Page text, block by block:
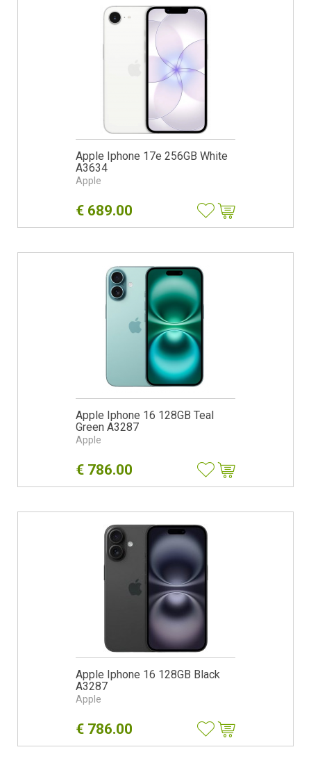
Apple Iphone 17e 256GB White
A3634
Apple
€ 689.00
Apple Iphone 16 128GB Teal
Green A3287
Apple
€ 786.00
Apple Iphone 16 128GB Black
A3287
Apple
€ 786.00